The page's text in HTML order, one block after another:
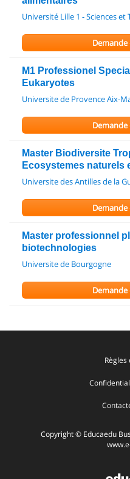
Université Lille 1 - Sciences et
M1 Professionel
Eukaryotes
Universite de Provence Aix-
Master Biodiversite
Ecosystemes naturels
Universite des Antilles de la
Master professionnel
biotechnologies
Universite de Bourgogne
Copyright © Educaedu